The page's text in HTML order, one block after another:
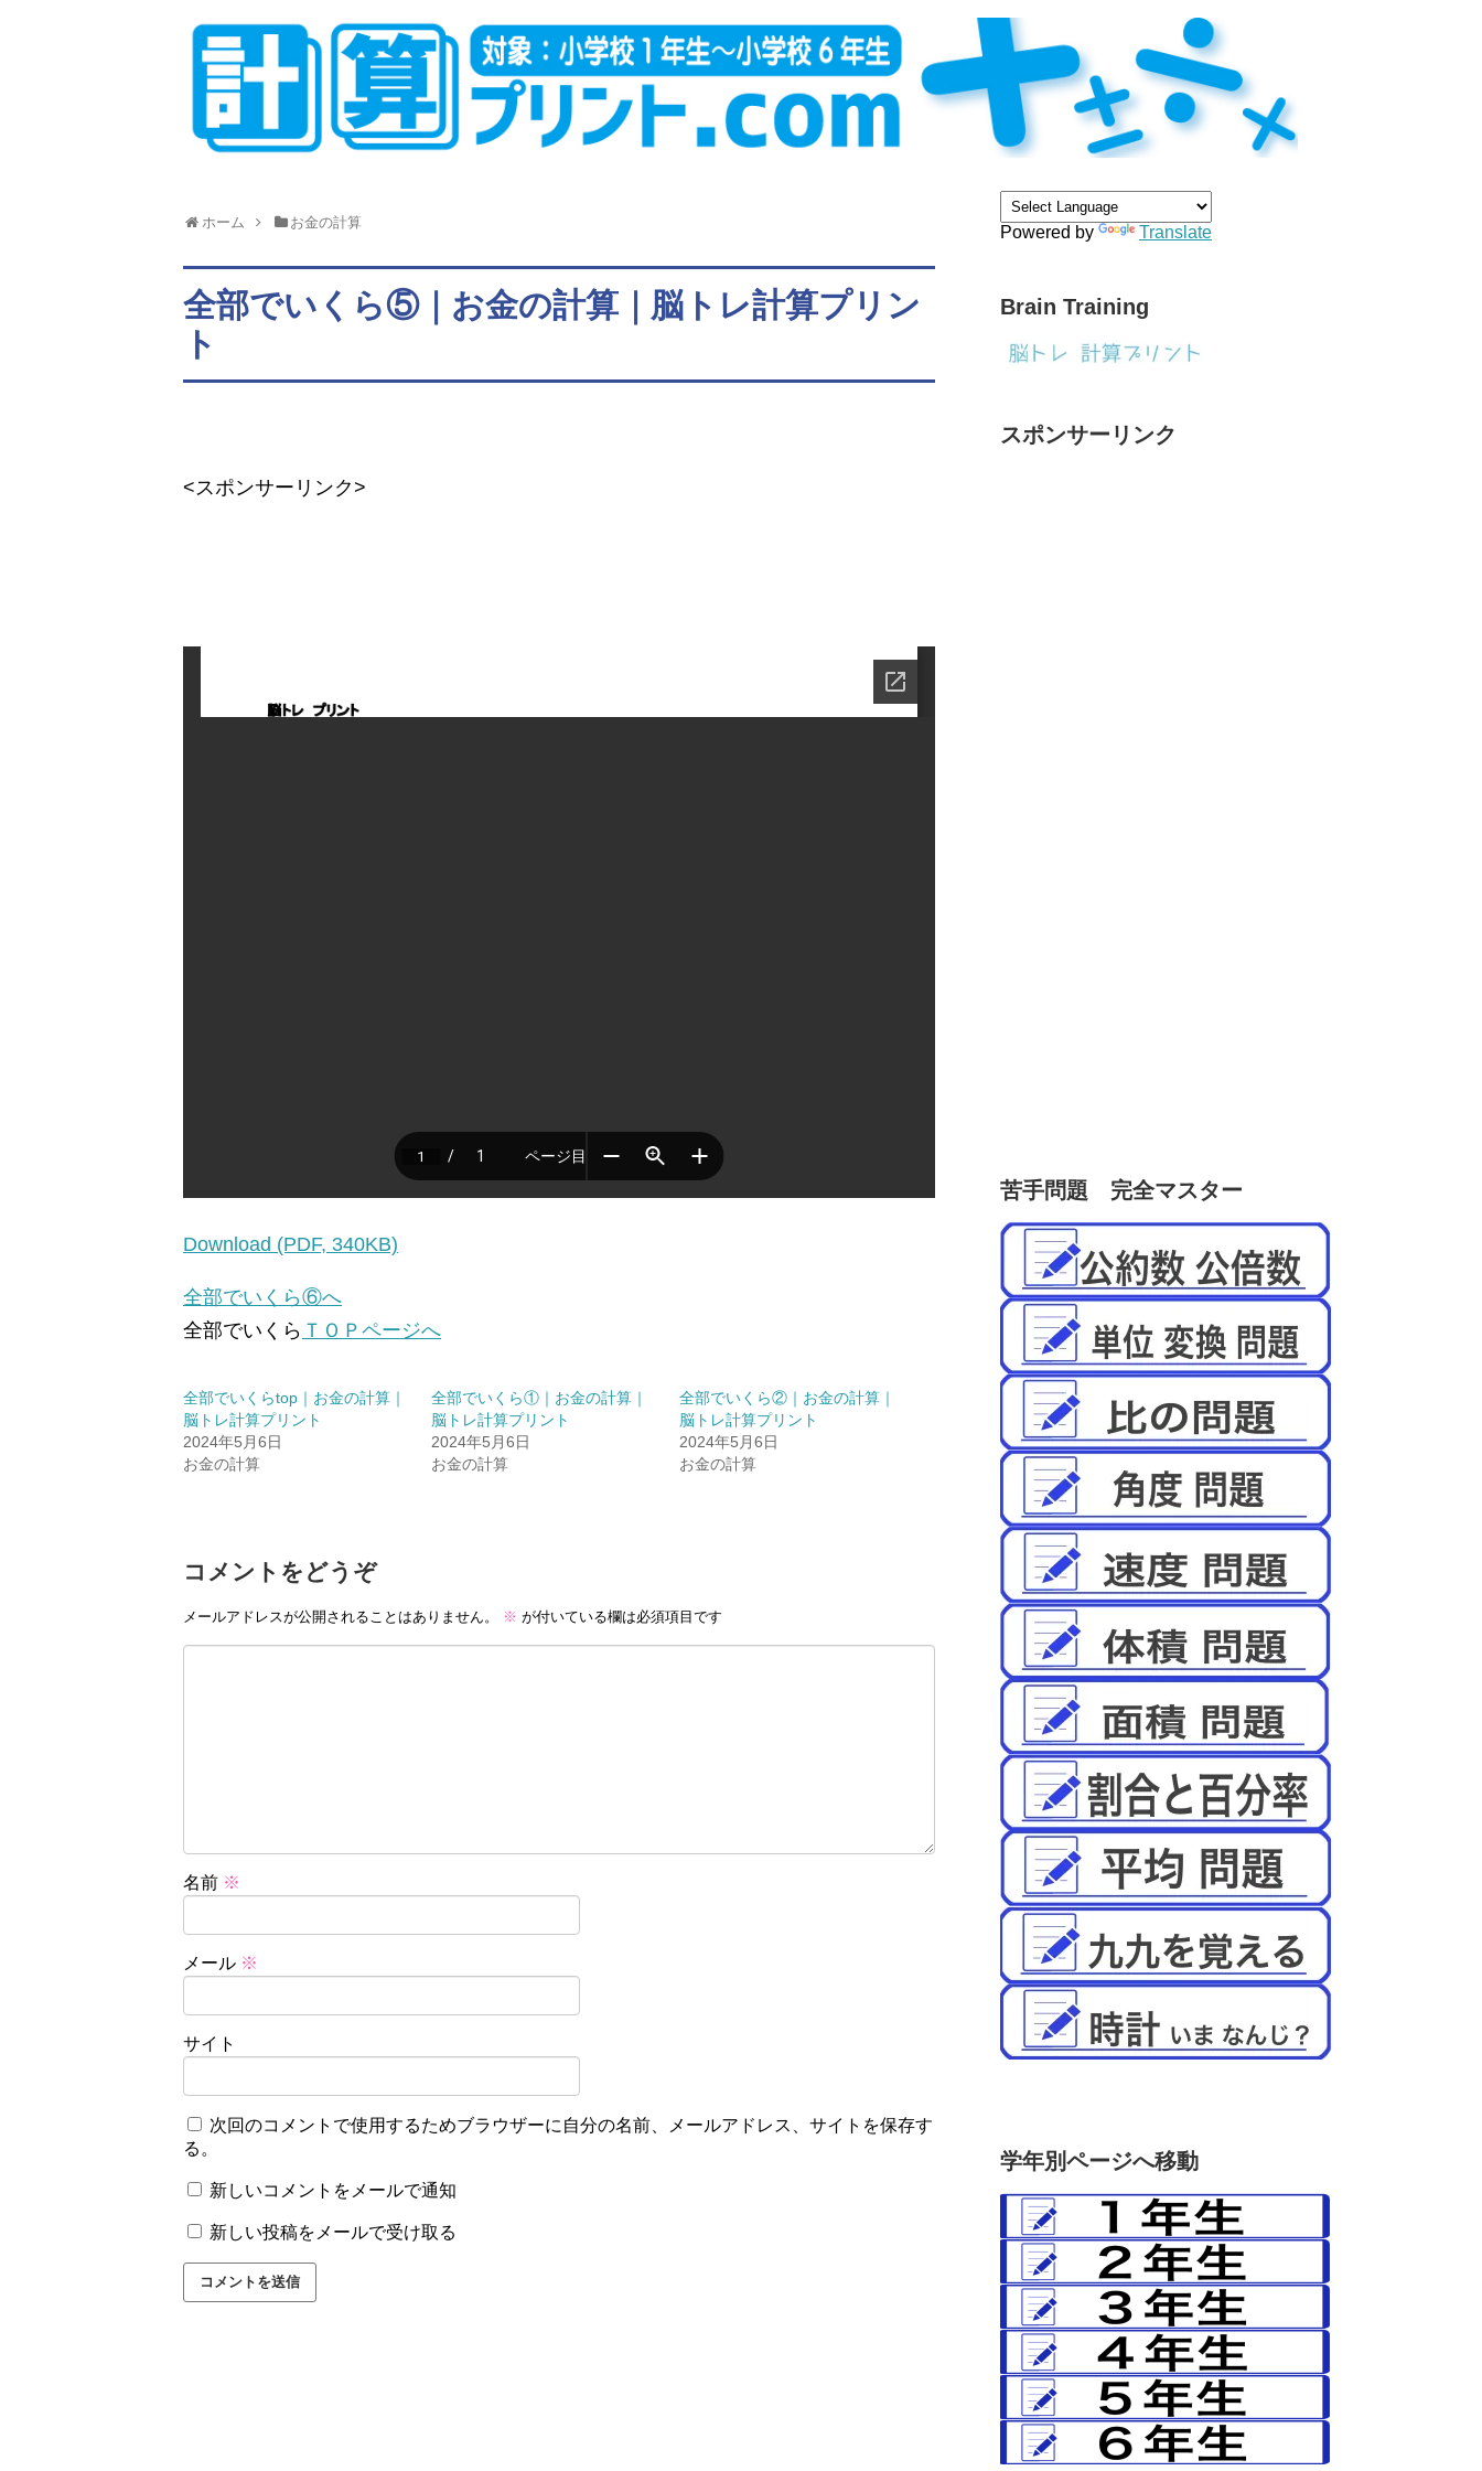
ホーム お金の計算
全部でいくら⑤｜お金の計算｜脳トレ計算プリン
ト
<スポンサーリンク>
Download (PDF, 340KB)
全部でいくら⑥へ
全部でいくら ＴＯＰページへ
全部でいくらtop｜お金の計算｜
脳トレ計算プリント
2024年5月6日
お金の計算
全部でいくら①｜お金の計算｜
脳トレ計算プリント
2024年5月6日
お金の計算
全部でいくら②｜お金の計算｜
脳トレ計算プリント
2024年5月6日
お金の計算
コメントをどうぞ
メールアドレスが公開されることはありません。 ※ が付いている欄は必須項目です
名前 ※
メール ※
サイト
次回のコメントで使用するためブラウザーに自分の名前、メールアドレス、サイトを保存す
る。
新しいコメントをメールで通知
新しい投稿をメールで受け取る
Powered by Translate
Brain Training
スポンサーリンク
苦手問題 完全マスター
学年別ページへ移動